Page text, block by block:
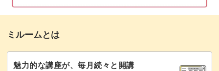
クロムパウダーを塗布する 17:48
トップジェルでコーティングする
完成♪
ミルームとは
魅力的な講座が、毎月続々と開講